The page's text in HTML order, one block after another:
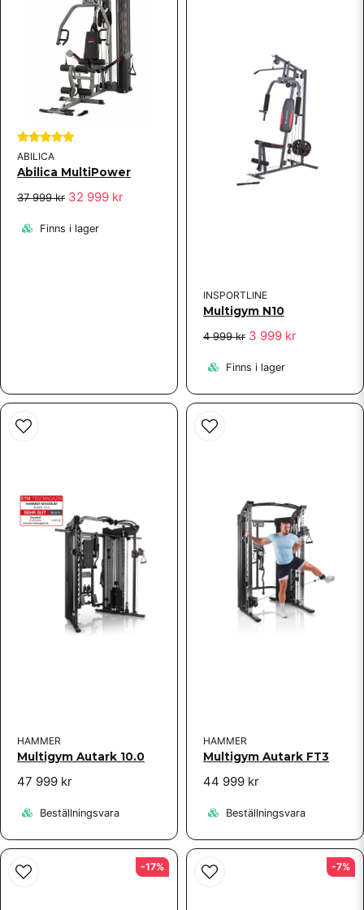
ABILICA
Abilica MultiPower
37 999 kr 32 999 kr
Finns i lager
INSPORTLINE
Multigym N10
4 999 kr 3 999 kr
Finns i lager
HAMMER
Multigym Autark 10.0
47 999 kr
Beställningsvara
HAMMER
Multigym Autark FT3
44 999 kr
Beställningsvara
-17% -7%